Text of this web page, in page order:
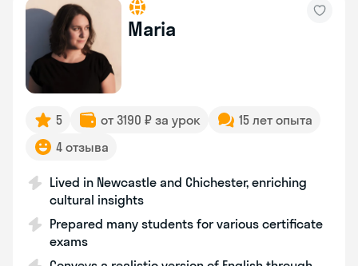
Maria
5 от 3190 ₽ за урок
15 лет опыта
4 отзыва
Lived in Newcastle and Chichester, enriching
cultural insights
Prepared many students for various certificate
exams